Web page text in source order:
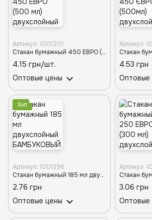
Артикул: 1001201
Стакан бумажный 450 ЕВРО (500 мл) двухслойный БЕЛЫЙ d-90TP (30шт/480шт)
4.15 грн/шт.
Оптовые цены
Артикул:
4.53 грн
Оптовые
Хит
Артикул: 1001396
Стакан бумажный 185 мл двухслойный БАМБУКОВЫЙ D-73 (25/20/500)
2.76 грн
Оптовые цены
Артикул:
3.06 грн
Оптовые